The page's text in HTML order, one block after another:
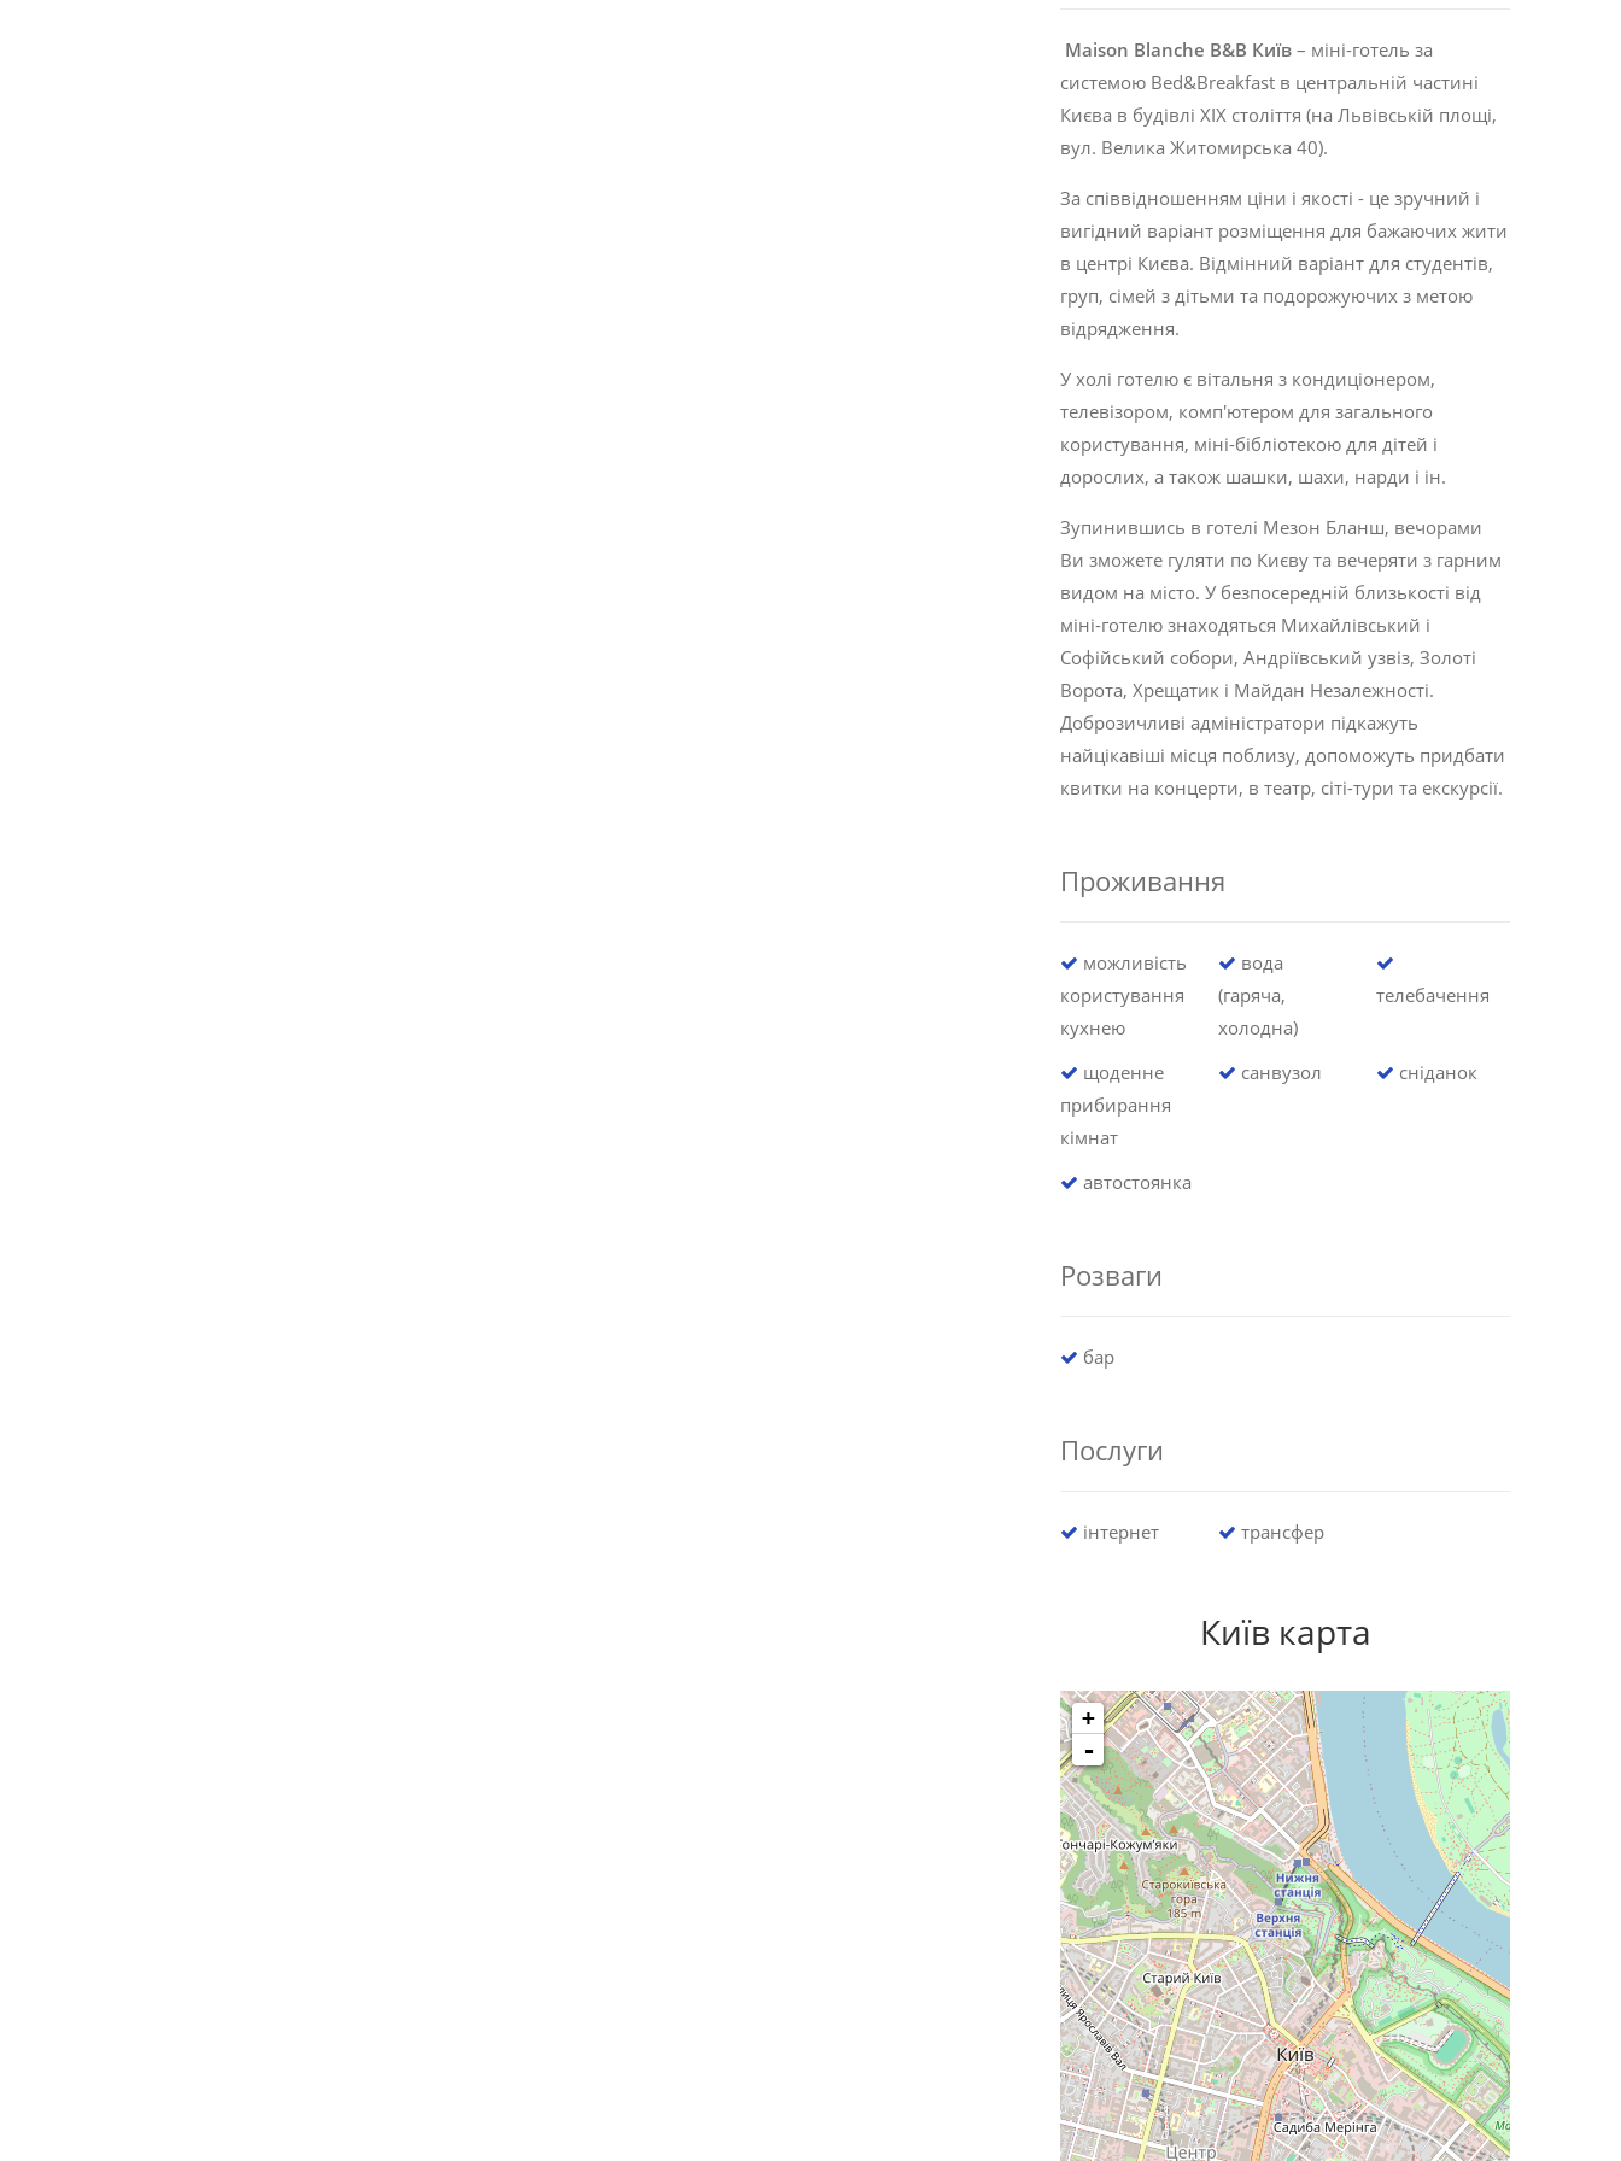
Maison Blanche B&B Київ – міні-готель за
системою Bed&Breakfast в центральній частині
Києва в будівлі XIX століття (на Львівській площі,
вул. Велика Житомирська 40).
За співвідношенням ціни і якості - це зручний і
вигідний варіант розміщення для бажаючих жити
в центрі Києва. Відмінний варіант для студентів,
груп, сімей з дітьми та подорожуючих з метою
відрядження.
У холі готелю є вітальня з кондиціонером,
телевізором, комп'ютером для загального
користування, міні-бібліотекою для дітей і
дорослих, а також шашки, шахи, нарди і ін.
Зупинившись в готелі Мезон Бланш, вечорами
Ви зможете гуляти по Києву та вечеряти з гарним
видом на місто. У безпосередній близькості від
міні-готелю знаходяться Михайлівський і
Софійський собори, Андріївський узвіз, Золоті
Ворота, Хрещатик і Майдан Незалежності.
Доброзичливі адміністратори підкажуть
найцікавіші місця поблизу, допоможуть придбати
квитки на концерти, в театр, сіті-тури та екскурсії.
Проживання
можливість
користування
кухнею
вода
(гаряча,
холодна)
телебачення
щоденне
прибирання
кімнат
санвузол сніданок
автостоянка
Розваги
бар
Послуги
інтернет трансфер
Київ карта
+
-